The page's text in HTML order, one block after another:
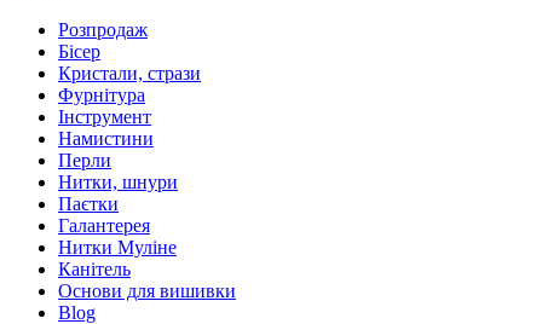
Розпродаж
Бісер
Кристали, стрази
Фурнітура
Інструмент
Намистини
Перли
Нитки, шнури
Паєтки
Галантерея
Нитки Муліне
Канітель
Основи для вишивки
Blog